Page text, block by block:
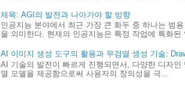
제목: AGI의 발전과 나아가야 할 방향
인공지능 분야에서 최근 가장 큰 화두 중 하나는 범
을 의미한다. 현재의 인공지능은 특정 작업에 특화된
AI 이미지 생성 도구의 활용과 무검열 생성 기술:
AI 기술의 발전이 빠르게 진행되면서, 다양한 디자
열 모델을 제공함으로써 사용자의 창의성을 극...